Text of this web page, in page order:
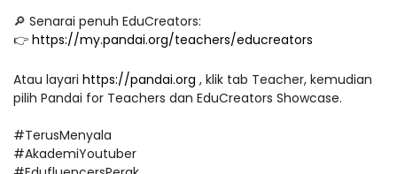
🔎 Senarai penuh EduCreators:
👉 https://my.pandai.org/teachers/educreators
Atau layari https://pandai.org , klik tab Teacher, kemudian
pilih Pandai for Teachers dan EduCreators Showcase.
#TerusMenyala
#AkademiYoutuber